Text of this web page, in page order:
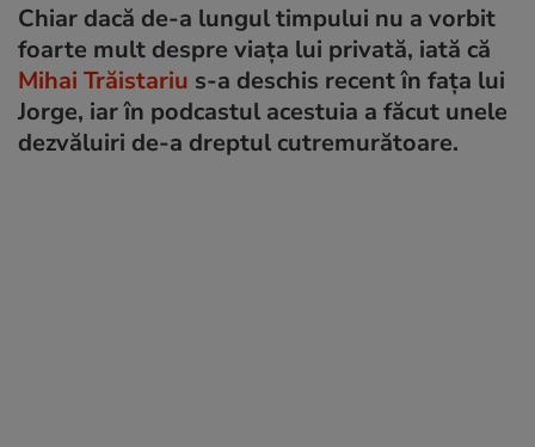
Chiar dacă de-a lungul timpului nu a vorbit
foarte mult despre viața lui privată, iată că
Mihai Trăistariu s-a deschis recent în fața lui
Jorge, iar în podcastul acestuia a făcut unele
dezvăluiri de-a dreptul cutremurătoare.